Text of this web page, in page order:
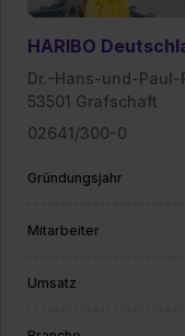
HARIBO
Dr.-Hans-und-Paul-
53501 Grafschaft
02641/300-0
Gründungsjahr
Mitarbeiter
Umsatz